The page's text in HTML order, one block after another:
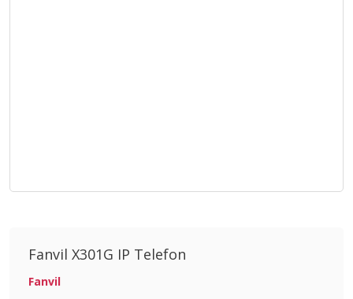
Fanvil X301G IP Telefon
Fanvil